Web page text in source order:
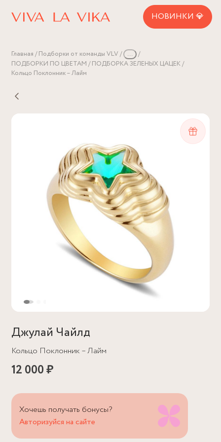
НОВИНКИ 💎
Главная Подборки от команды VLV
...
ПОДБОРКИ ПО ЦВЕТАМ
ПОДБОРКА ЗЕЛЕНЫХ ЦАЦЕК
Кольцо Поклонник – Лайм
Джулай Чайлд
Кольцо Поклонник – Лайм
12 000 ₽
Хочешь получать бонусы?
Авторизуйся на сайте